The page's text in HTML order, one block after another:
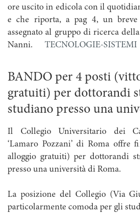
ore uscito in edicola con il
e che riporta, a pag 4, un
assegnato al gruppo di ricerca
Nanni. TECNOLOGIE-SISTEMI
BANDO per 4 posti
gratuiti) per dottorandi
studiano presso una
Il Collegio Universitario dei
‘Lamaro Pozzani’ di Roma offre
alloggio gratuiti) per dottorandi
presso una università di Roma.
La posizione del Collegio (Via
particolarmente comoda per gli